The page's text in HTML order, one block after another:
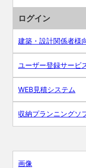
ログイン
建築・設計関係者様
ユーザー登録サービ
WEB見積システム
収納プランニングソ
画像